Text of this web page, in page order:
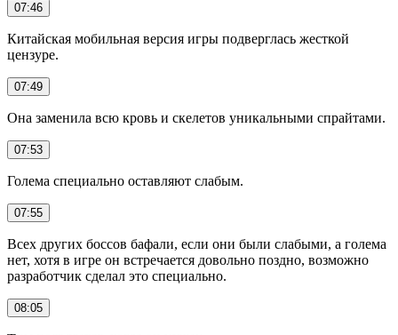
07:46
Китайская мобильная версия игры подверглась жесткой
цензуре.
07:49
Она заменила всю кровь и скелетов уникальными спрайтами.
07:53
Голема специально оставляют слабым.
07:55
Всех других боссов бафали, если они были слабыми, а голема
нет, хотя в игре он встречается довольно поздно, возможно
разработчик сделал это специально.
08:05